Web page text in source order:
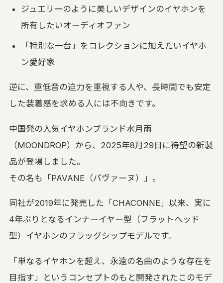
ジュエリーのように美しいデザインのイヤホンを
所有したいオーディオファン
「特別な一台」をコレクションに加えたいイヤホ
ン愛好家
逆に、重低音の迫力を重視する人や、長時間でも安定
した装着感を求める人には不向きです。
中国発の人気イヤホンブランド水月雨
（MOONDROP）から、2025年8月29日に待望の新製
品が登場しました。
その名も「PAVANE（パヴァーヌ）」。
同社が2019年に発売した「CHACONNE」以来、実に
4年ぶりとなるインナーイヤー型（フラットヘッド
型）イヤホンのフラッグシップモデルです。
「単なるイヤホンを超え、永遠の名曲のような存在を
目指す」というコンセプトのもと開発されたこのモデ